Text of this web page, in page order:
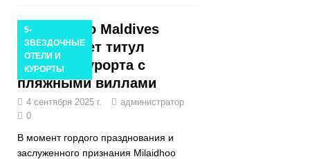
5-
ЗВЕЗДОЧНЫЕ
ОТЕЛИ И
КУРОРТЫ
Milaidhoo Maldives
выигрывает титул
лучшего курорта с
пляжными виллами
4 сентября 2025 г.
администратор
0
В момент гордого празднования и
заслуженного признания Milaidhoo